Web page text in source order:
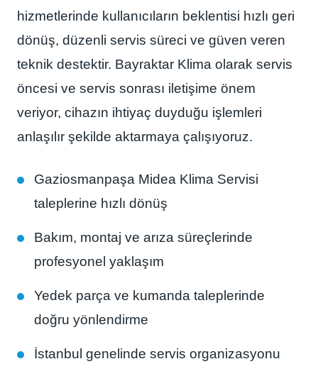
hizmetlerinde kullanıcıların beklentisi hızlı geri
dönüş, düzenli servis süreci ve güven veren
teknik destektir. Bayraktar Klima olarak servis
öncesi ve servis sonrası iletişime önem
veriyor, cihazın ihtiyaç duyduğu işlemleri
anlaşılır şekilde aktarmaya çalışıyoruz.
Gaziosmanpaşa Midea Klima Servisi
taleplerine hızlı dönüş
Bakım, montaj ve arıza süreçlerinde
profesyonel yaklaşım
Yedek parça ve kumanda taleplerinde
doğru yönlendirme
İstanbul genelinde servis organizasyonu